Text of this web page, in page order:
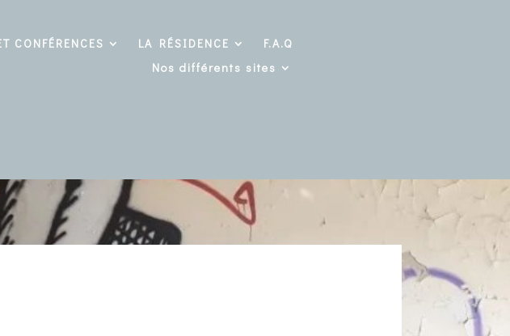
CONFÉRENCES LA RÉSIDENCE
F.A.Q
Nos différents sites